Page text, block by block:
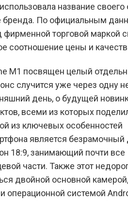
название своего
бренда. По официальным
фирменной торговой маркой
соотношение цены и
M1 посвящен целый
случится уже через одну
день, о будущей
всеми из которых
из ключевых особенностей
является
18:9, занимающий почти все
части. Также этот
двойной основной
операционной системой